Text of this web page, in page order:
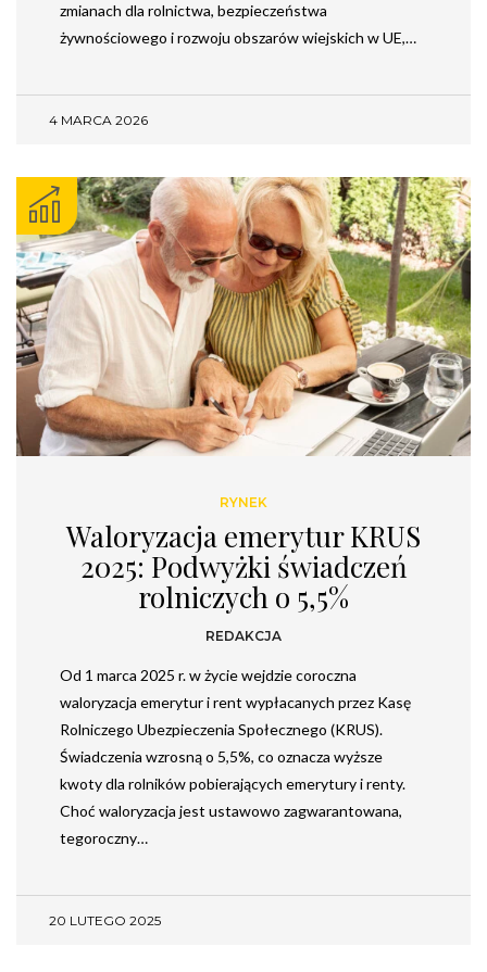
zmianach dla rolnictwa, bezpieczeństwa
żywnościowego i rozwoju obszarów wiejskich w UE,…
4 MARCA 2026
RYNEK
Waloryzacja emerytur KRUS
2025: Podwyżki świadczeń
rolniczych o 5,5%
REDAKCJA
Od 1 marca 2025 r. w życie wejdzie coroczna
waloryzacja emerytur i rent wypłacanych przez Kasę
Rolniczego Ubezpieczenia Społecznego (KRUS).
Świadczenia wzrosną o 5,5%, co oznacza wyższe
kwoty dla rolników pobierających emerytury i renty.
Choć waloryzacja jest ustawowo zagwarantowana,
tegoroczny…
20 LUTEGO 2025